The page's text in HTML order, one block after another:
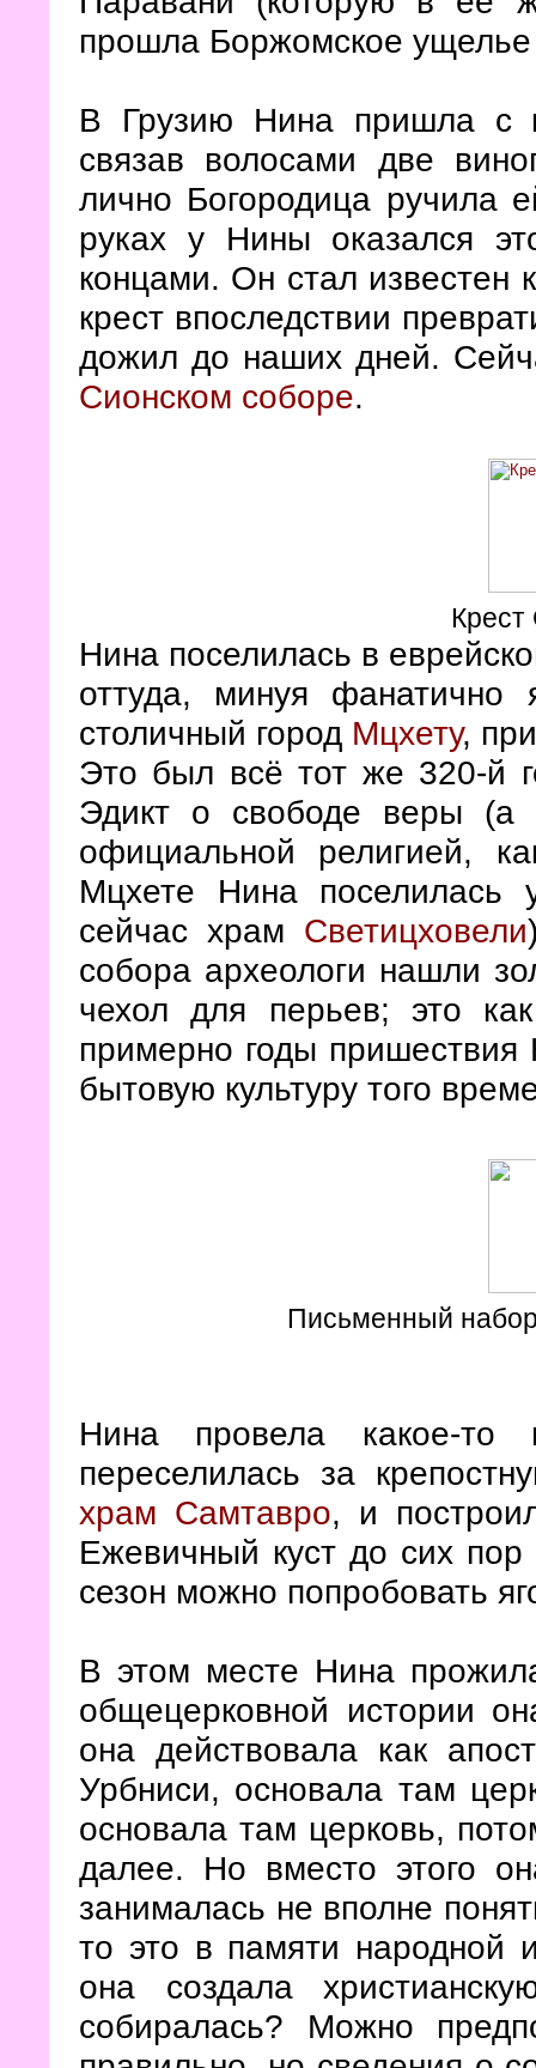
прошла Боржомское
В Грузию Нина пришла с
связав волосами две
лично Богородица ручила
руках у Нины оказался
концами. Он стал известен
крест впоследствии
дожил до наших дней.
Сионском соборе.
Нина поселилась в
оттуда, минуя фанатично
столичный город Мцхету,
Это был всё тот же 320-й
Эдикт о свободе веры (а
официальной религией,
Мцхете Нина поселилась
сейчас храм Светицховели
собора археологи нашли
чехол для перьев; это
примерно годы
бытовую культуру того
Письменный
Нина провела какое-
переселилась за
храм Самтавро, и
Ежевичный куст до сих
сезон можно попробовать
В этом месте Нина
общецерковной истории
она действовала как
Урбниси, основала там
основала там церковь,
далее. Но вместо этого
занималась не вполне
то это в памяти народной
она создала
собиралась? Можно